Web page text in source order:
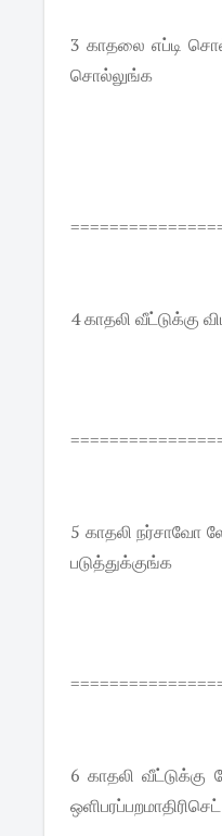
3 காதலை எப்டி
சொல்லுங்க
4 காதலி வீட்டுக்கு
5 காதலி நர்சாவோ
படுத்துக்குங்க
6 காதலி
ஒளிபரப்பறமாதிரிசெட்